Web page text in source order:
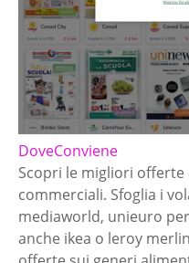
DoveConviene
Scopri le migliori
commerciali. Sfoglia i
mediaworld, unieuro
anche ikea o leroy